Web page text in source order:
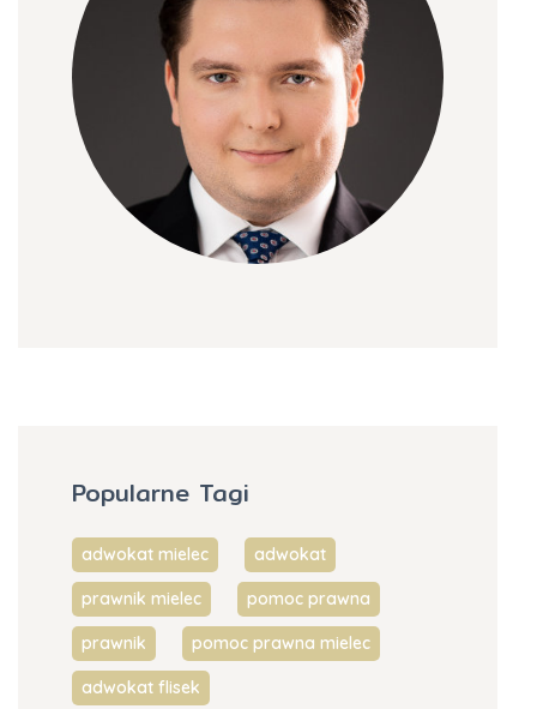
Popularne Tagi
adwokat mielec adwokat
prawnik mielec pomoc prawna
prawnik pomoc prawna mielec
adwokat flisek